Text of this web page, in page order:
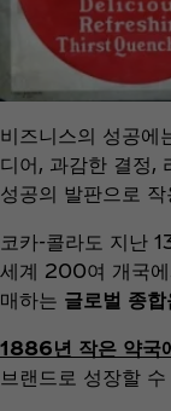
비즈니스의 성공에
디어, 과감한 결정,
성공의 발판으로 작
코카-콜라도 지난
세계 200여 개국
매하는 글로벌 종
1886년 작은 약국
브랜드로 성장할